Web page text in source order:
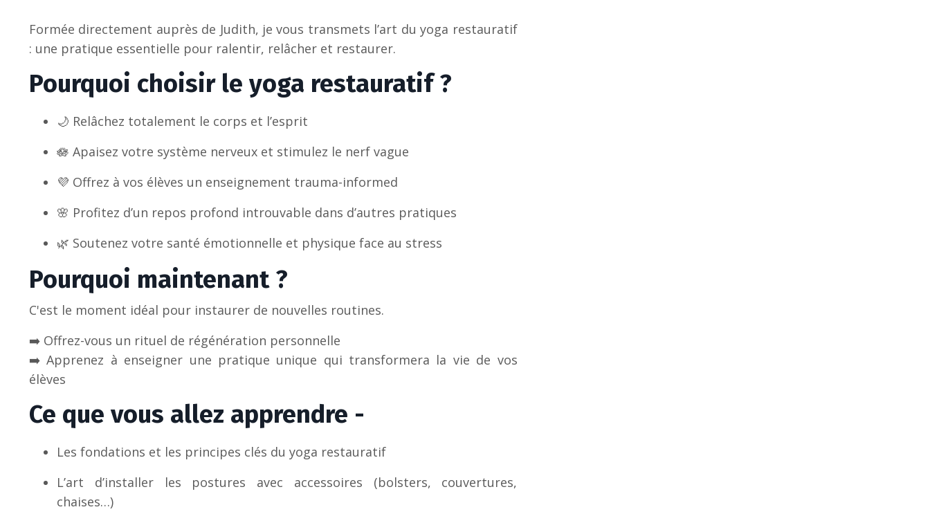
Formée directement auprès de Judith, je vous transmets l’art du yoga restauratif
: une pratique essentielle pour ralentir, relâcher et restaurer.
Pourquoi choisir le yoga restauratif ?
🌙 Relâchez totalement le corps et l’esprit
🪷 Apaisez votre système nerveux et stimulez le nerf vague
💜 Offrez à vos élèves un enseignement trauma-informed
🌸 Profitez d’un repos profond introuvable dans d’autres pratiques
🌿 Soutenez votre santé émotionnelle et physique face au stress
Pourquoi maintenant ?
C'est le moment idéal pour instaurer de nouvelles routines.
➡️ Offrez-vous un rituel de régénération personnelle
➡️ Apprenez à enseigner une pratique unique qui transformera la vie de vos
élèves
Ce que vous allez apprendre -
Les fondations et les principes clés du yoga restauratif
L’art d’installer les postures avec accessoires (bolsters, couvertures,
chaises…)